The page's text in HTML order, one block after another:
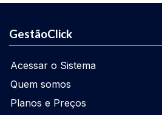
GestãoClick
Acessar o Sistema
Quem somos
Planos e Preços